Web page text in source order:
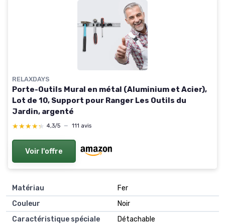
RELAXDAYS
Porte-Outils Mural en métal (Aluminium et Acier),
Lot de 10, Support pour Ranger Les Outils du
Jardin, argenté
★★★★★
★★★★★ 4,3/5 — 111 avis
Voir l'offre
Matériau
Fer
Couleur
Noir
Caractéristique spéciale
Détachable